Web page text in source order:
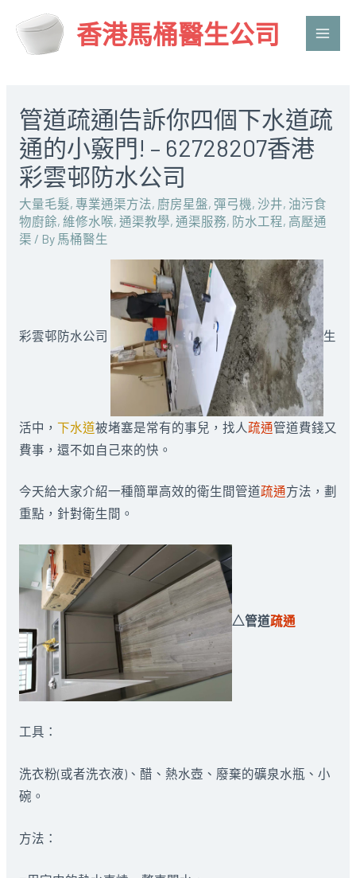
香港馬桶醫生公司
Main
管道疏通|告訴你四個下水道疏
通的小竅門! – 62728207香港
彩雲邨防水公司
大量毛髮, 專業通渠方法, 廚房星盤, 彈弓機, 沙井, 油污食
物廚餘, 維修水喉, 通渠教學, 通渠服務, 防水工程, 高壓通
渠 / By 馬桶醫生
彩雲邨防水公司 生
活中， 下水道被堵塞是常有的事兒，找人 疏通管道費錢又
費事，還不如自己來的快。
今天給大家介紹一種簡單高效的衛生間管道疏通方法，劃
重點，針對衛生間。
△管道疏通
工具：
洗衣粉(或者洗衣液)、醋、熱水壺、廢棄的礦泉水瓶、小
碗。
方法：